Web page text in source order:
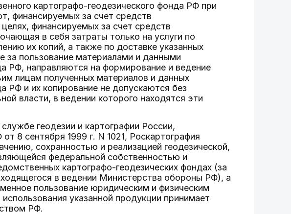
картографо-геодезического фонда РФ при
финансируемых за счет средств
финансируемых за счет средств
в себя затраты только на услуги по
их копий, а также по доставке указанных
за пользование материалами и данными
РФ, направляются на формирование и ведение
лицам полученных материалов и данных
РФ и их копирование не допускаются без
власти, в ведении которого находятся эти
геодезии и картографии России,
8 сентября 1999 г. N 1021, Роскартография
сохранностью и реализацией геодезической,
федеральной собственностью и
картографо-геодезических фондах (за
в ведении Министерства обороны РФ), а
пользование юридическим и физическим
указанной продукции принимает
РФ.